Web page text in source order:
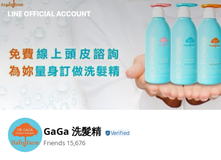
GaGa 洗髮精
Friends 15,676